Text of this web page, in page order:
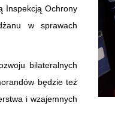
Inspekcją Ochrony
w sprawach
bilateralnych
będzie też
i wzajemnych